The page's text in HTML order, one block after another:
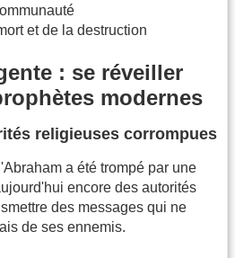
et de la destruction
: se réveiller
modernes
religieuses corrompues
a été trompé par une
encore des autorités
des messages qui ne
de ses ennemis.